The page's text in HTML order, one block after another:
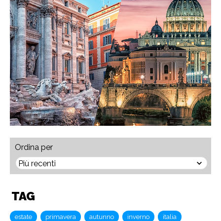
Ordina per
TAG
estate primavera autunno inverno
italia